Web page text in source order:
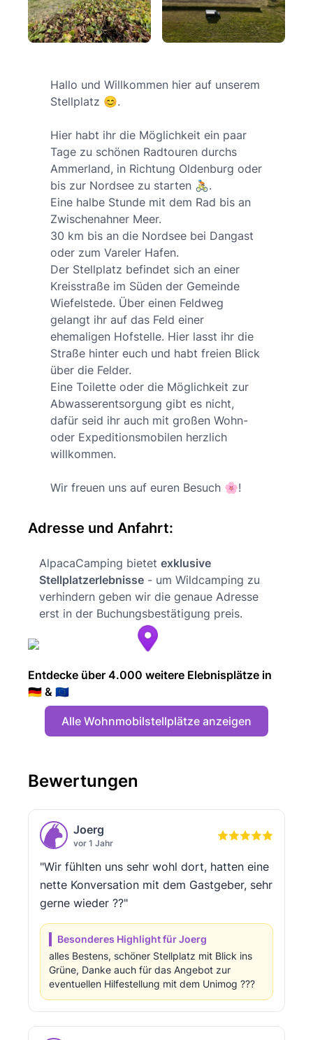
Hallo und Willkommen hier auf unserem
Stellplatz 😊.
Hier habt ihr die Möglichkeit ein paar
Tage zu schönen Radtouren durchs
Ammerland, in Richtung Oldenburg oder
bis zur Nordsee zu starten 🚴🏼.
Eine halbe Stunde mit dem Rad bis an
Zwischenahner Meer.
30 km bis an die Nordsee bei Dangast
oder zum Vareler Hafen.
Der Stellplatz befindet sich an einer
Kreisstraße im Süden der Gemeinde
Wiefelstede. Über einen Feldweg
gelangt ihr auf das Feld einer
ehemaligen Hofstelle. Hier lasst ihr die
Straße hinter euch und habt freien Blick
über die Felder.
Eine Toilette oder die Möglichkeit zur
Abwasserentsorgung gibt es nicht,
dafür seid ihr auch mit großen Wohn-
oder Expeditionsmobilen herzlich
willkommen.
Wir freuen uns auf euren Besuch 🌸!
Adresse und Anfahrt:
AlpacaCamping bietet exklusive
Stellplatzerlebnisse - um Wildcamping zu
verhindern geben wir die genaue Adresse
erst in der Buchungsbestätigung preis.
Entdecke über 4.000 weitere Elebnisplätze in
🇩🇪 & 🇪🇺
Alle Wohnmobilstellplätze anzeigen
Bewertungen
Joerg
vor 1 Jahr
"Wir fühlten uns sehr wohl dort, hatten eine
nette Konversation mit dem Gastgeber, sehr
gerne wieder ??"
Besonderes Highlight für Joerg
alles Bestens, schöner Stellplatz mit Blick ins
Grüne, Danke auch für das Angebot zur
eventuellen Hilfestellung mit dem Unimog ???